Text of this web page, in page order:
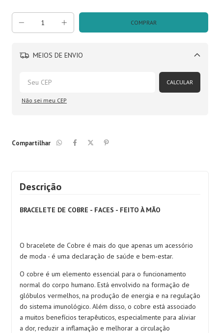
MEIOS DE ENVIO
Alterar CEP
CALCULAR
Não sei meu CEP
Compartilhar
Descrição
BRACELETE DE COBRE - FACES - FEITO À MÃO
O bracelete de Cobre é mais do que apenas um acessório
de moda - é uma declaração de saúde e bem-estar.
O cobre é um elemento essencial para o funcionamento
normal do corpo humano. Está envolvido na formação de
glóbulos vermelhos, na produção de energia e na regulação
do sistema imunológico. Além disso, o cobre está associado
a muitos benefícios terapêuticos, especialmente para aliviar
a dor, reduzir a inflamação e melhorar a circulação